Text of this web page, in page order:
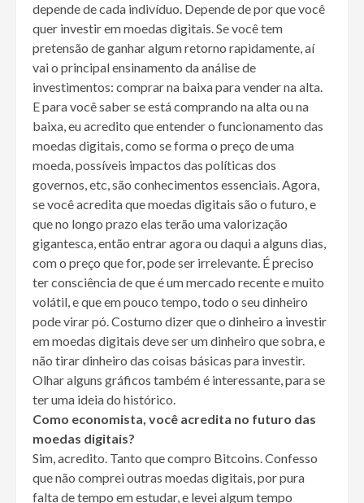
depende de cada indivíduo. Depende de por que você
quer investir em moedas digitais. Se você tem
pretensão de ganhar algum retorno rapidamente, aí
vai o principal ensinamento da análise de
investimentos: comprar na baixa para vender na alta.
E para você saber se está comprando na alta ou na
baixa, eu acredito que entender o funcionamento das
moedas digitais, como se forma o preço de uma
moeda, possíveis impactos das políticas dos
governos, etc, são conhecimentos essenciais. Agora,
se você acredita que moedas digitais são o futuro, e
que no longo prazo elas terão uma valorização
gigantesca, então entrar agora ou daqui a alguns dias,
com o preço que for, pode ser irrelevante. É preciso
ter consciência de que é um mercado recente e muito
volátil, e que em pouco tempo, todo o seu dinheiro
pode virar pó. Costumo dizer que o dinheiro a investir
em moedas digitais deve ser um dinheiro que sobra, e
não tirar dinheiro das coisas básicas para investir.
Olhar alguns gráficos também é interessante, para se
ter uma ideia do histórico.
Como economista, você acredita no futuro das
moedas digitais?
Sim, acredito. Tanto que compro Bitcoins. Confesso
que não comprei outras moedas digitais, por pura
falta de tempo em estudar, e levei algum tempo